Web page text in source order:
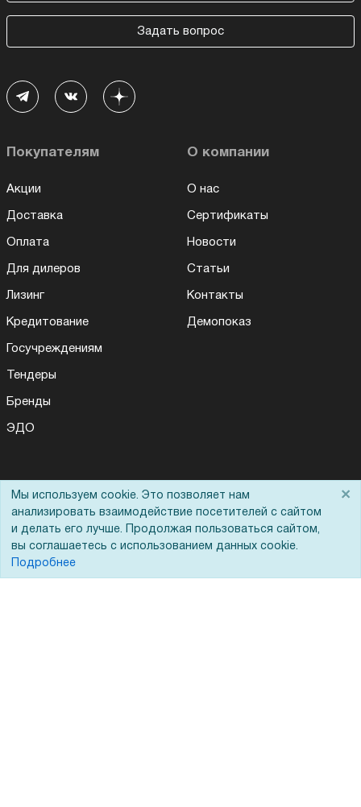
Задать вопрос
Покупателям
Акции
Доставка
Оплата
Для дилеров
Лизинг
Кредитование
Госучреждениям
Тендеры
Бренды
ЭДО
О компании
О нас
Сертификаты
Новости
Статьи
Контакты
Демопоказ
Помощь
Вопрос-ответ
Реквизиты
Гарантии и возврат
Мы используем cookie. Это позволяет нам
анализировать взаимодействие посетителей с сайтом
и делать его лучше. Продолжая пользоваться сайтом,
вы соглашаетесь с использованием данных cookie.
Подробнее
×